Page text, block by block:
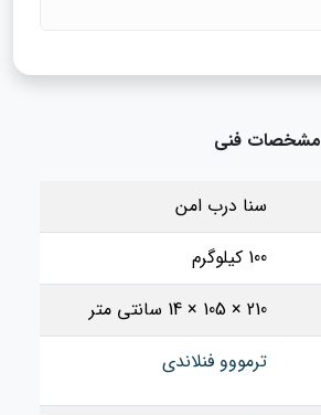
مشخصات فنی
سنا درب امن
100 کیلوگرم
210 × 105 × 14 سانتی متر
ترمووو فنلاندی